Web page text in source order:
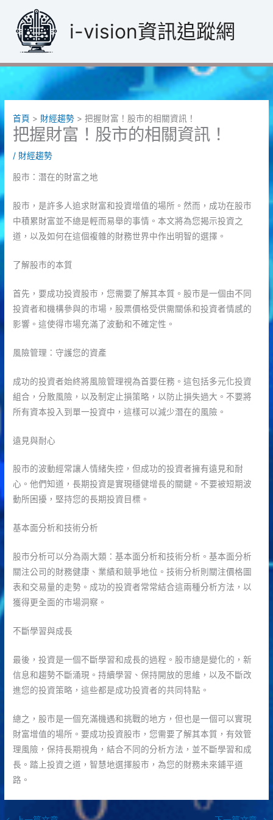
內
i-vision資訊追蹤網
首頁 財經趨勢 把握財富！股市的相關資訊！
把握財富！股市的相關資訊！
/ 財經趨勢
股市：潛在的財富之地
股市，是許多人追求財富和投資增值的場所。然而，成功在股市
中積累財富並不總是輕而易舉的事情。本文將為您揭示投資之
道，以及如何在這個複雜的財務世界中作出明智的選擇。
了解股市的本質
首先，要成功投資股市，您需要了解其本質。股市是一個由不同
投資者和機構參與的市場，股票價格受供需關係和投資者情感的
影響。這使得市場充滿了波動和不確定性。
風險管理：守護您的資產
成功的投資者始終將風險管理視為首要任務。這包括多元化投資
組合，分散風險，以及制定止損策略，以防止損失過大。不要將
所有資本投入到單一投資中，這樣可以減少潛在的風險。
遠見與耐心
股市的波動經常讓人情緒失控，但成功的投資者擁有遠見和耐
心。他們知道，長期投資是實現穩健增長的關鍵。不要被短期波
動所困擾，堅持您的長期投資目標。
基本面分析和技術分析
股市分析可以分為兩大類：基本面分析和技術分析。基本面分析
關注公司的財務健康、業績和競爭地位。技術分析則關注價格圖
表和交易量的走勢。成功的投資者常常結合這兩種分析方法，以
獲得更全面的市場洞察。
不斷學習與成長
最後，投資是一個不斷學習和成長的過程。股市總是變化的，新
信息和趨勢不斷涌現。持續學習、保持開放的思維，以及不斷改
進您的投資策略，這些都是成功投資者的共同特點。
總之，股市是一個充滿機遇和挑戰的地方，但也是一個可以實現
財富增值的場所。要成功投資股市，您需要了解其本質，有效管
理風險，保持長期視角，結合不同的分析方法，並不斷學習和成
長。踏上投資之道，智慧地選擇股市，為您的財務未來鋪平道
路。